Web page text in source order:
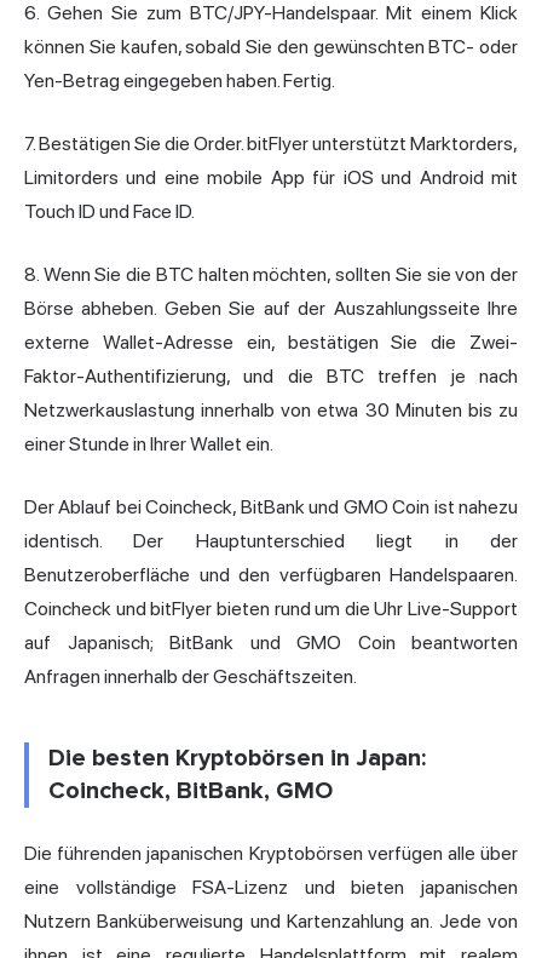
6. Gehen Sie zum BTC/JPY-Handelspaar. Mit einem Klick
können Sie kaufen, sobald Sie den gewünschten BTC- oder
Yen-Betrag eingegeben haben. Fertig.
7. Bestätigen Sie die Order. bitFlyer unterstützt Marktorders,
Limitorders und eine mobile App für iOS und Android mit
Touch ID und Face ID.
8. Wenn Sie die BTC halten möchten, sollten Sie sie von der
Börse abheben. Geben Sie auf der Auszahlungsseite Ihre
externe Wallet-Adresse ein, bestätigen Sie die Zwei-
Faktor-Authentifizierung, und die BTC treffen je nach
Netzwerkauslastung innerhalb von etwa 30 Minuten bis zu
einer Stunde in Ihrer Wallet ein.
Der Ablauf bei Coincheck, BitBank und GMO Coin ist nahezu
identisch. Der Hauptunterschied liegt in der
Benutzeroberfläche und den verfügbaren Handelspaaren.
Coincheck und bitFlyer bieten rund um die Uhr Live-Support
auf Japanisch; BitBank und GMO Coin beantworten
Anfragen innerhalb der Geschäftszeiten.
Die besten Kryptobörsen in Japan:
Coincheck, BitBank, GMO
Die führenden japanischen Kryptobörsen verfügen alle über
eine vollständige FSA-Lizenz und bieten japanischen
Nutzern Banküberweisung und Kartenzahlung an. Jede von